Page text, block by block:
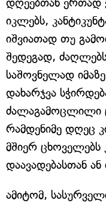
დღეებთან ერთად
იკლებს,
იშვიათად თუ
შედეგად,
საშოვნელად
დახარჯვა
ძალაგამოცლილი
რამდენიმე დღეც
მშიერ
დაავადებასთან ან
ამიტომ,